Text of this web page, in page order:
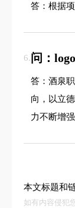
答：根据
6.问：
答：酒泉
向，以立
力不断增强
本文标题和
如有内容侵犯